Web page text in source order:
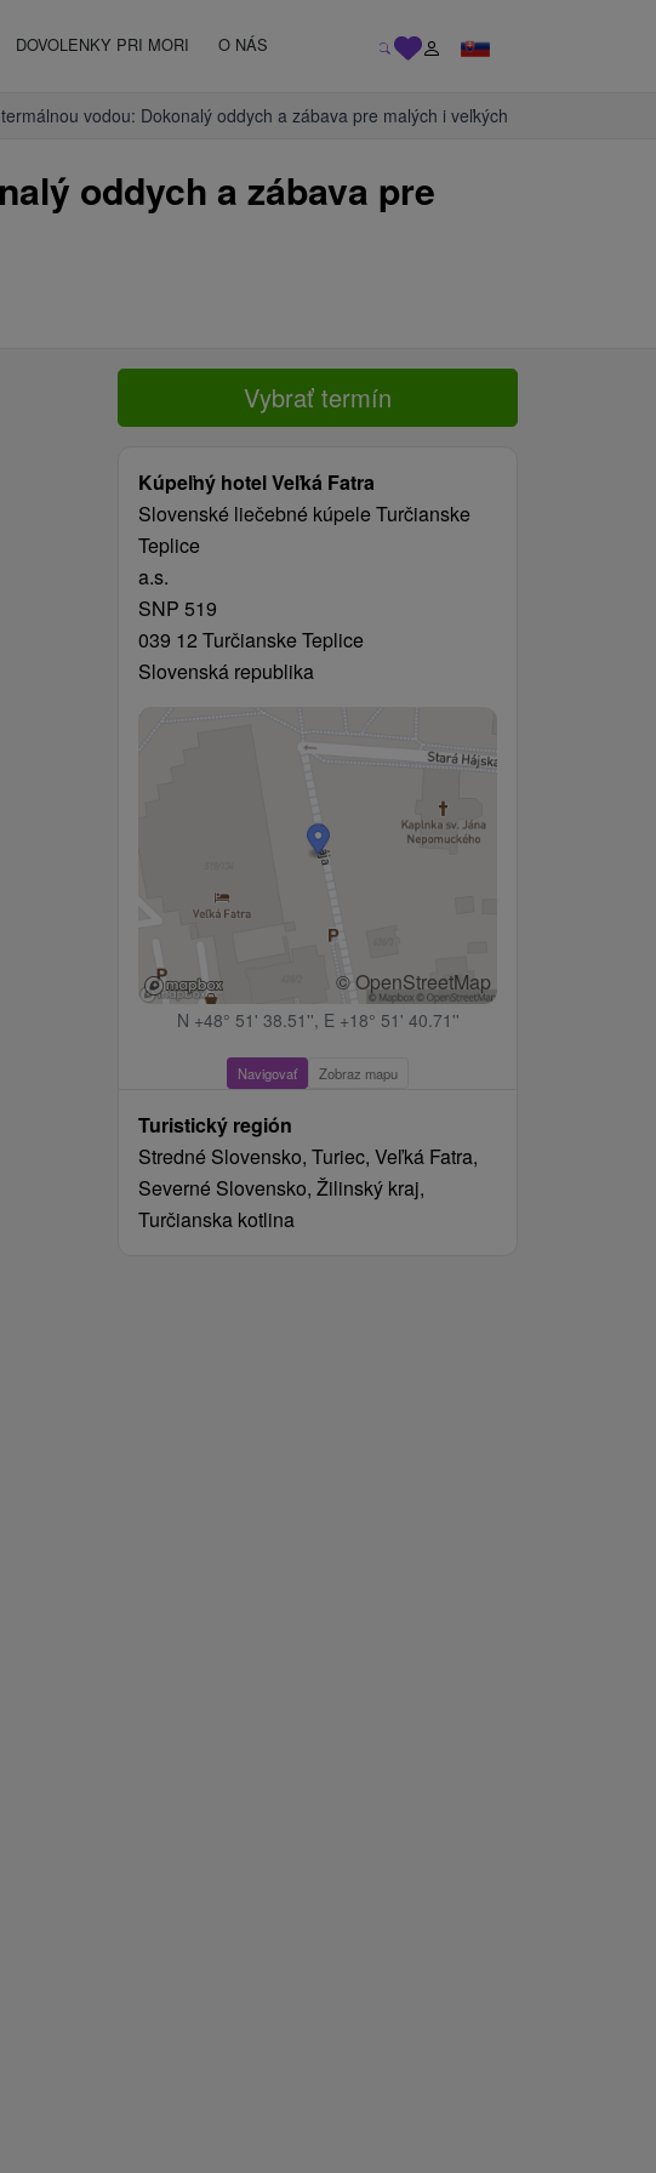
DOVOLENKY PRI MORI O NÁS
vodou: Dokonalý oddych a zábava pre malých i veľkých
oddych a zábava pre
Vybrať termín
Kúpeľný hotel Veľká Fatra
Slovenské liečebné kúpele Turčianske
Teplice
a.s.
SNP 519
039 12 Turčianske Teplice
Slovenská republika
© OpenStreetMap
N +48° 51' 38.51'', E +18° 51' 40.71''
Navigovať Zobraz mapu
Turistický región
Stredné Slovensko, Turiec, Veľká Fatra,
Severné Slovensko, Žilinský kraj,
Turčianska kotlina